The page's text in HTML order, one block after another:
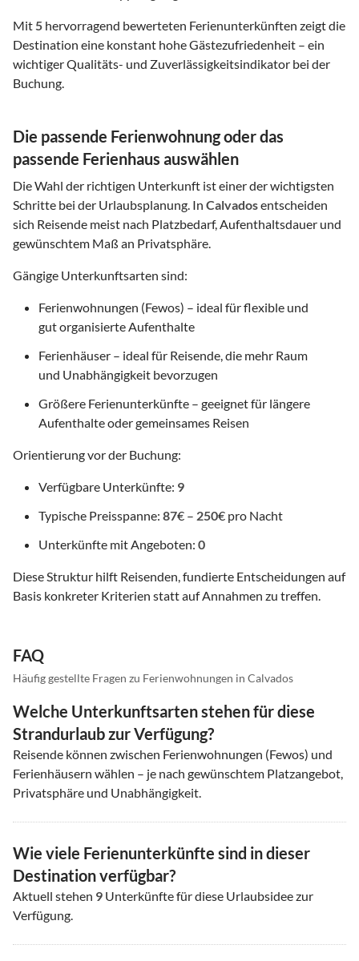
Mit5 hervorragend bewerteten Ferienunterkünften zeigt die
Destination eine konstant hohe Gästezufriedenheit – ein
wichtiger Qualitäts- und Zuverlässigkeitsindikator bei der
Buchung.
Die passende Ferienwohnung oder das
passende Ferienhaus auswählen
Die Wahl der richtigen Unterkunft ist einer der wichtigsten
Schritte bei der Urlaubsplanung. In Calvadosentscheiden
sich Reisende meist nach Platzbedarf, Aufenthaltsdauer und
gewünschtem Maß an Privatsphäre.
Gängige Unterkunftsarten sind:
Ferienwohnungen (Fewos) – ideal für flexible und
gut organisierte Aufenthalte
Ferienhäuser – ideal für Reisende, die mehr Raum
und Unabhängigkeit bevorzugen
Größere Ferienunterkünfte – geeignet für längere
Aufenthalte oder gemeinsames Reisen
Orientierung vor der Buchung:
Verfügbare Unterkünfte: 9
Typische Preisspanne: 87€ – 250€ pro Nacht
Unterkünfte mit Angeboten: 0
Diese Struktur hilft Reisenden, fundierte Entscheidungen auf
Basis konkreter Kriterien statt auf Annahmen zu treffen.
FAQ
Häufig gestellte Fragen zu Ferienwohnungen in Calvados
Welche Unterkunftsarten stehen für diese
Strandurlaub zur Verfügung?
Reisende können zwischen Ferienwohnungen (Fewos) und
Ferienhäusern wählen – je nach gewünschtem Platzangebot,
Privatsphäre und Unabhängigkeit.
Wie viele Ferienunterkünfte sind in dieser
Destination verfügbar?
Aktuell stehen 9 Unterkünfte für diese Urlaubsidee zur
Verfügung.